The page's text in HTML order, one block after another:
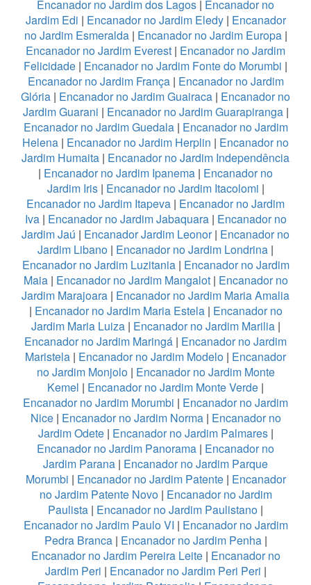
Encanador no Jardim dos Lagos | Encanador no
Jardim Edi | Encanador no Jardim Eledy| Encanador
no Jardim Esmeralda| Encanador no Jardim Europa|
Encanador no Jardim Everest | Encanador no Jardim
Felicidade | Encanador no Jardim Fonte do Morumbi |
Encanador no Jardim França| Encanador no Jardim
Glória | Encanador no Jardim Guairaca | Encanador no
Jardim Guarani | Encanador no Jardim Guarapiranga|
Encanador no Jardim Guedala| Encanador no Jardim
Helena | Encanador no Jardim Herplin | Encanador no
Jardim Humaita | Encanador no Jardim Independência
| Encanador no Jardim Ipanema | Encanador no
Jardim Iris| Encanador no Jardim Itacolomi |
Encanador no Jardim Itapeva | Encanador no Jardim
Iva| Encanador no Jardim Jabaquara| Encanador no
Jardim Jaú | Encanador Jardim Leonor| Encanador no
Jardim Libano | Encanador no Jardim Londrina |
Encanador no Jardim Luzitania| Encanador no Jardim
Maia| Encanador no Jardim Mangalot| Encanador no
Jardim Marajoara | Encanador no Jardim Maria Amalia
| Encanador no Jardim Maria Estela| Encanador no
Jardim Maria Luiza| Encanador no Jardim Marilia|
Encanador no Jardim Maringá | Encanador no Jardim
Maristela | Encanador no Jardim Modelo | Encanador
no Jardim Monjolo| Encanador no Jardim Monte
Kemel | Encanador no Jardim Monte Verde |
Encanador no Jardim Morumbi | Encanador no Jardim
Nice| Encanador no Jardim Norma| Encanador no
Jardim Odete| Encanador no Jardim Palmares|
Encanador no Jardim Panorama | Encanador no
Jardim Parana | Encanador no Jardim Parque
Morumbi | Encanador no Jardim Patente| Encanador
no Jardim Patente Novo| Encanador no Jardim
Paulista | Encanador no Jardim Paulistano |
Encanador no Jardim Paulo VI | Encanador no Jardim
Pedra Branca| Encanador no Jardim Penha|
Encanador no Jardim Pereira Leite| Encanador no
Jardim Peri | Encanador no Jardim Peri Peri |